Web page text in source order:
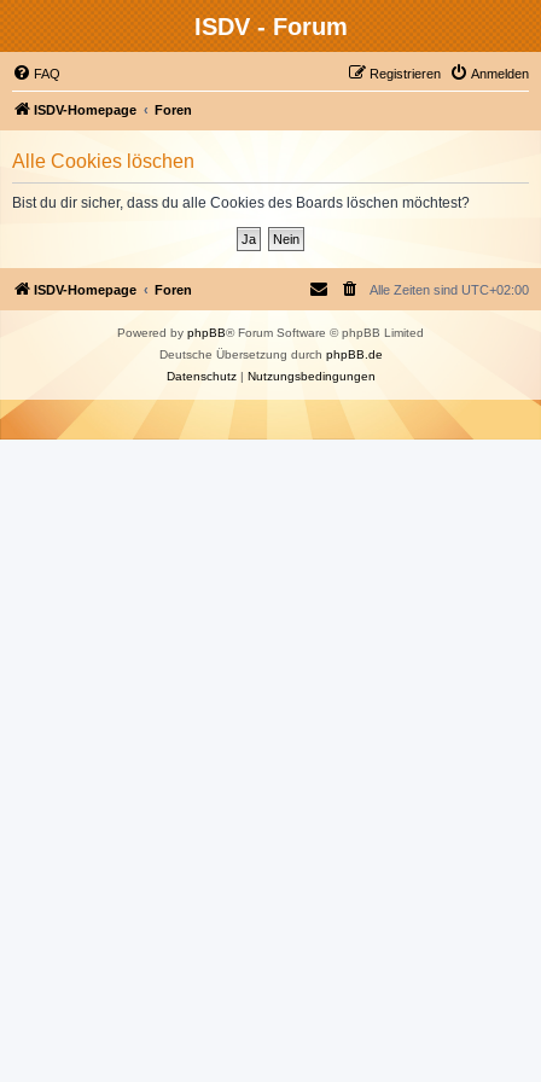
ISDV - Forum
FAQ Anmelden
Registrieren
ISDV-Homepage Foren
Alle Cookies löschen
Bist du dir sicher, dass du alle Cookies des Boards löschen möchtest?
ISDV-Homepage Foren Alle Zeiten sind UTC+02:00
Powered by phpBB® Forum Software © phpBB Limited
Deutsche Übersetzung durch phpBB.de
Datenschutz| Nutzungsbedingungen